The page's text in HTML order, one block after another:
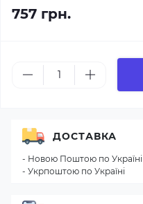
757 грн.
ДОСТАВКА
- Новою Поштою по Україні
- Укрпоштою по Україні